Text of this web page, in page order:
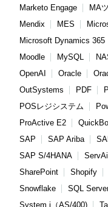
Marketo Engage
MA
Mendix
MES
Microsoft Dynamics 365
Moodle
MySQL
OpenAI
Oracle
OutSystems
PDF
POSレジシステム
ProActive E2
SAP
SAP Ariba
SAP S/4HANA
SharePoint
Shopify
Snowflake
SQL
System i（AS/400)